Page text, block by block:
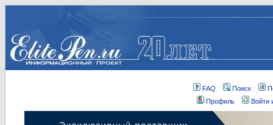
FAQ Поиск
Профиль
Войти